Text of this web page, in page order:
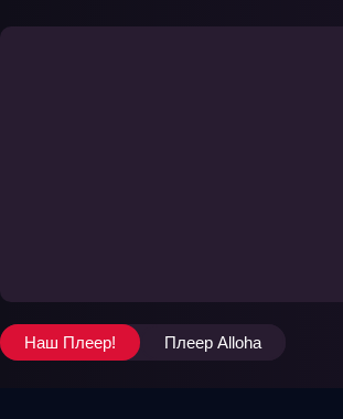
Наш Плеер! Плеер Alloha